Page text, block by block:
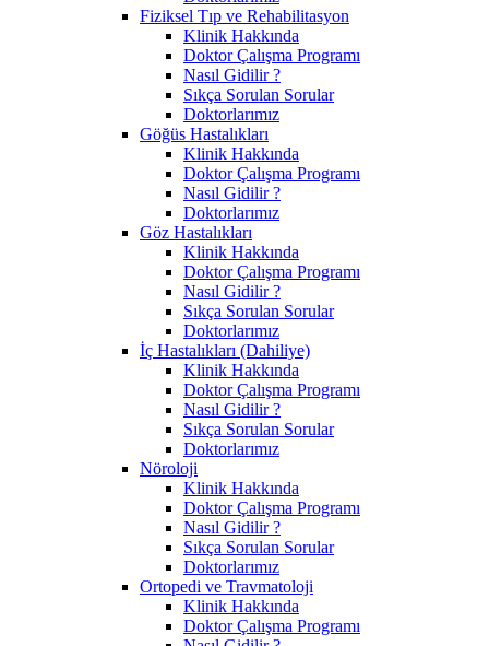
Fiziksel Tıp ve Rehabilitasyon
Klinik Hakkında
Doktor Çalışma Programı
Nasıl Gidilir ?
Sıkça Sorulan Sorular
Doktorlarımız
Göğüs Hastalıkları
Klinik Hakkında
Doktor Çalışma Programı
Nasıl Gidilir ?
Doktorlarımız
Göz Hastalıkları
Klinik Hakkında
Doktor Çalışma Programı
Nasıl Gidilir ?
Sıkça Sorulan Sorular
Doktorlarımız
İç Hastalıkları (Dahiliye)
Klinik Hakkında
Doktor Çalışma Programı
Nasıl Gidilir ?
Sıkça Sorulan Sorular
Doktorlarımız
Nöroloji
Klinik Hakkında
Doktor Çalışma Programı
Nasıl Gidilir ?
Sıkça Sorulan Sorular
Doktorlarımız
Ortopedi ve Travmatoloji
Klinik Hakkında
Doktor Çalışma Programı